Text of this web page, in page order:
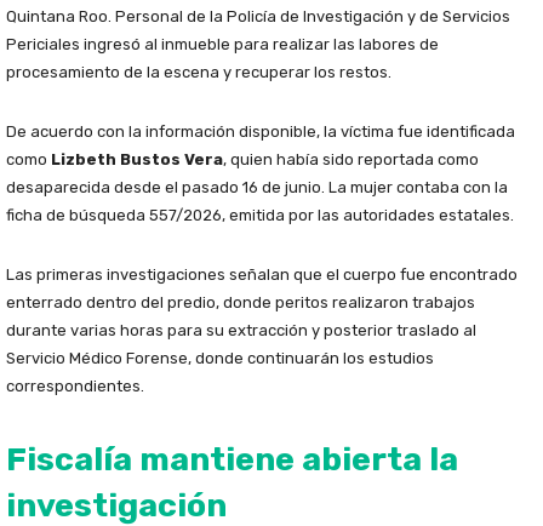
Quintana Roo. Personal de la Policía de Investigación y de Servicios
Periciales ingresó al inmueble para realizar las labores de
procesamiento de la escena y recuperar los restos.
De acuerdo con la información disponible, la víctima fue identificada
como Lizbeth Bustos Vera, quien había sido reportada como
desaparecida desde el pasado 16 de junio. La mujer contaba con la
ficha de búsqueda 557/2026, emitida por las autoridades estatales.
Las primeras investigaciones señalan que el cuerpo fue encontrado
enterrado dentro del predio, donde peritos realizaron trabajos
durante varias horas para su extracción y posterior traslado al
Servicio Médico Forense, donde continuarán los estudios
correspondientes.
Fiscalía mantiene abierta la
investigación